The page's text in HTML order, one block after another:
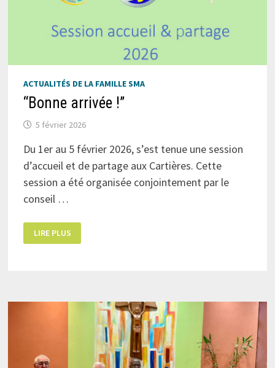
ACTUALITÉS DE LA FAMILLE SMA
“Bonne arrivée !”
5 février 2026
Du 1er au 5 février 2026, s’est tenue une session
d’accueil et de partage aux Cartières. Cette
session a été organisée conjointement par le
conseil …
ARRIVÉE
!”
LIRE PLUS